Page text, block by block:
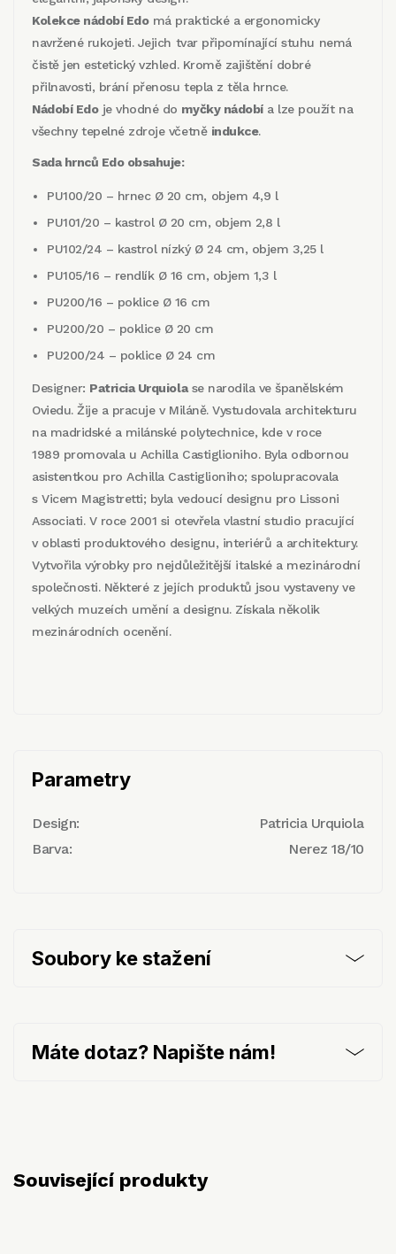
Kolekce nádobí Edomá praktické a ergonomicky
navržené rukojeti. Jejich tvar připomínající stuhu nemá
čistě jen estetický vzhled. Kromě zajištění dobré
přilnavosti, brání přenosu tepla z těla hrnce.
Nádobí Edoje vhodné do myčky nádobía lze použít na
všechny tepelné zdroje včetně indukce.
Sada hrnců Edo obsahuje:
PU100/20 – hrnec Ø 20 cm, objem 4,9 l
PU101/20 – kastrol Ø 20 cm, objem 2,8 l
PU102/24 – kastrol nízký Ø 24 cm, objem 3,25 l
PU105/16 – rendlík Ø 16 cm, objem 1,3 l
PU200/16 – poklice Ø 16 cm
PU200/20 – poklice Ø 20 cm
PU200/24 – poklice Ø 24 cm
Designer: Patricia Urquiolase narodila ve španělském
Oviedu. Žije a pracuje v Miláně. Vystudovala architekturu
na madridské a milánské polytechnice, kde v roce
1989 promovala u Achilla Castiglioniho. Byla odbornou
asistentkou pro Achilla Castiglioniho; spolupracovala
s Vicem Magistretti; byla vedoucí designu pro Lissoni
Associati. V roce 2001 si otevřela vlastní studio pracující
v oblasti produktového designu, interiérů a architektury.
Vytvořila výrobky pro nejdůležitější italské a mezinárodní
společnosti. Některé z jejích produktů jsou vystaveny ve
velkých muzeích umění a designu. Získala několik
mezinárodních ocenění.
Parametry
Design:
Patricia Urquiola
Barva:
Nerez 18/10
Soubory ke stažení
Máte dotaz? Napište nám!
Související produkty